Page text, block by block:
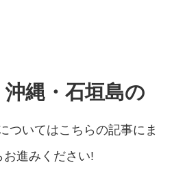
沖縄・石垣島の
ついてはこちらの記事にま
お進みください!